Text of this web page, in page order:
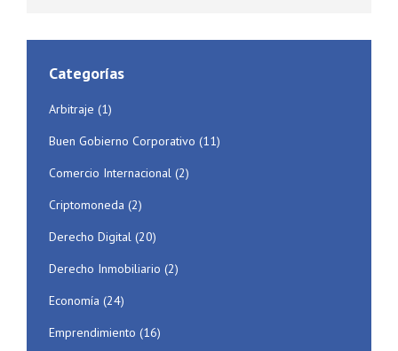
Categorías
Arbitraje (1)
Buen Gobierno Corporativo (11)
Comercio Internacional (2)
Criptomoneda (2)
Derecho Digital (20)
Derecho Inmobiliario (2)
Economía (24)
Emprendimiento (16)